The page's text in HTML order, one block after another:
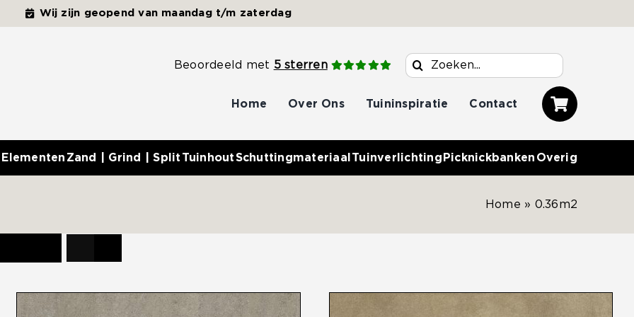
Wij zijn geopend van maandag t/m zaterdag
Beoordeeld met 5 sterren
Zoeken
naar:
Home Over Ons Tuininspiratie Contact
Zand | Grind | Split TuinhoutSchuttingmateriaal Tuinverlichting Picknickbanken Overig
Home » 0.36m2